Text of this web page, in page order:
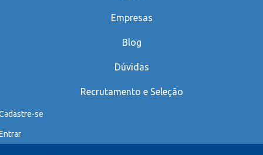
Empresas
Blog
Dúvidas
Recrutamento e Seleção
se